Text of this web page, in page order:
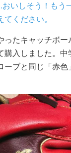
いしそう！もう
ください。
ったキャッチボー
購入しました。中
ーブと同じ「赤